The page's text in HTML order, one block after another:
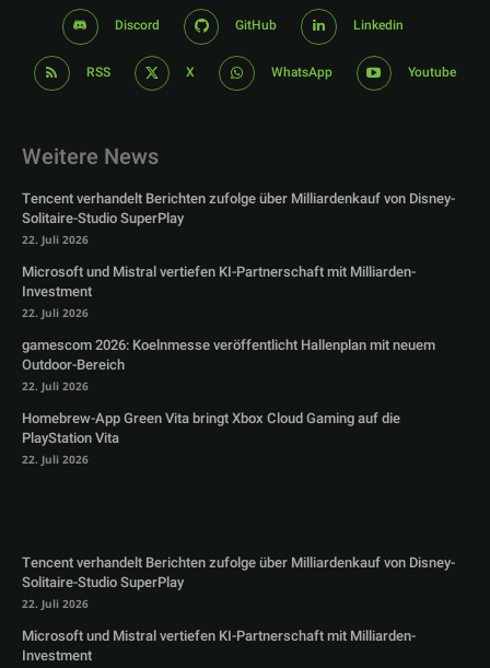
Discord GitHub Linkedin
RSS X WhatsApp Youtube
Weitere News
Tencent verhandelt Berichten zufolge über Milliardenkauf von Disney-
Solitaire-Studio SuperPlay
22. Juli 2026
Microsoft und Mistral vertiefen KI-Partnerschaft mit Milliarden-
Investment
22. Juli 2026
gamescom 2026: Koelnmesse veröffentlicht Hallenplan mit neuem
Outdoor-Bereich
22. Juli 2026
Homebrew-App Green Vita bringt Xbox Cloud Gaming auf die
PlayStation Vita
22. Juli 2026
Tencent verhandelt Berichten zufolge über Milliardenkauf von Disney-
Solitaire-Studio SuperPlay
22. Juli 2026
Microsoft und Mistral vertiefen KI-Partnerschaft mit Milliarden-
Investment